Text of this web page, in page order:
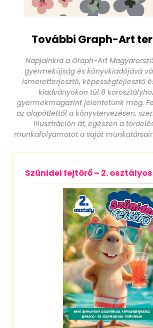
További Graph-Art
Napjainkra a Graph-Art
gyermekújság és könyvkiadójává
ismeretterjesztő, képességfejlesztő
kiadványokon túl 8
gyermekmagazint jelentetünk meg.
az alapötlettől a könyvtervezésen,
illusztráción át, egészen a
munkafolyamatot a saját
Szünidei fejtörő – 2.